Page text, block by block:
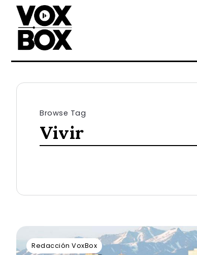
Browse Tag
Vivir
Redacción VoxBox